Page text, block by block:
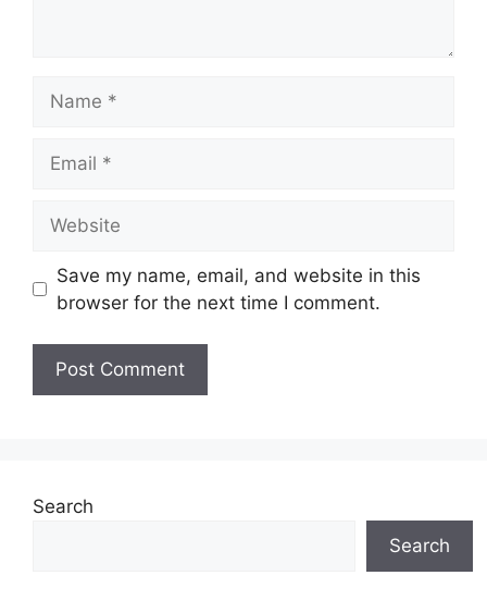
Save my name, email, and website in this
browser for the next time I comment.
Search
Search